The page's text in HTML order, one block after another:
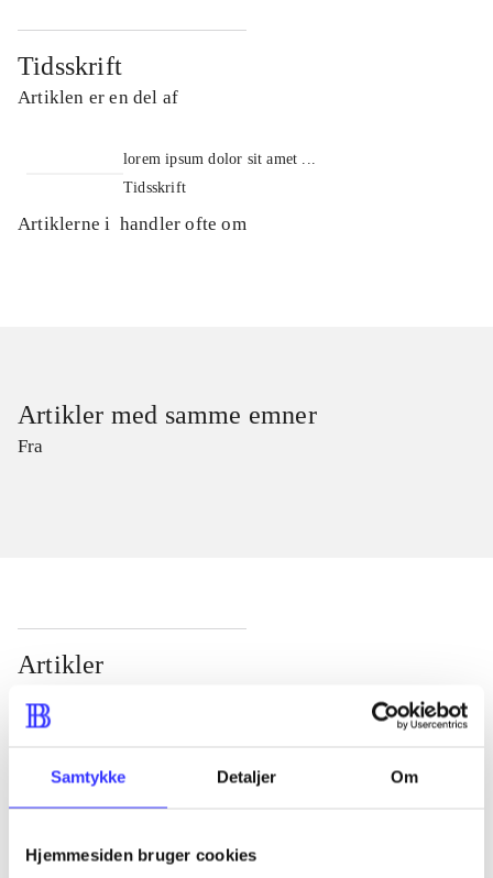
Samtykke Detaljer Om
Hjemmesiden bruger cookies
Tidsskrift
Artiklen er en del af
lorem ipsum dolor sit amet ...
Tidsskrift
Artiklerne i handler ofte om
Artikler med samme emner
Fra
Artikler
Alle registrerede artikler fordelt på udgivelser